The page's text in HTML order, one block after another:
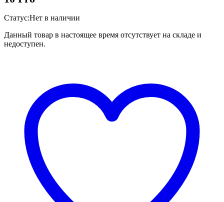
Статус:Нет в наличии
Данный товар в настоящее время отсутствует на складе и
недоступен.